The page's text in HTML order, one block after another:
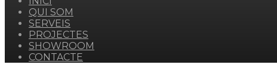
QUI SOM
SERVEIS
PROJECTES
SHOWROOM
CONTACTE